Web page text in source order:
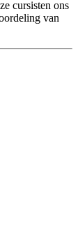
cursisten ons
van